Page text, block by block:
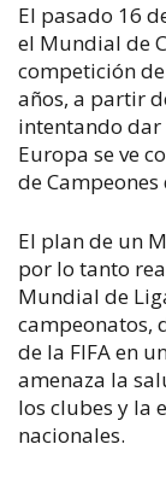
El pasado 16
el Mundial de
competición
años, a partir
intentando dar
Europa se ve
de Campeones
El plan de un
por lo tanto
Mundial de
campeonatos,
de la FIFA en
amenaza la
los clubes y la
nacionales.